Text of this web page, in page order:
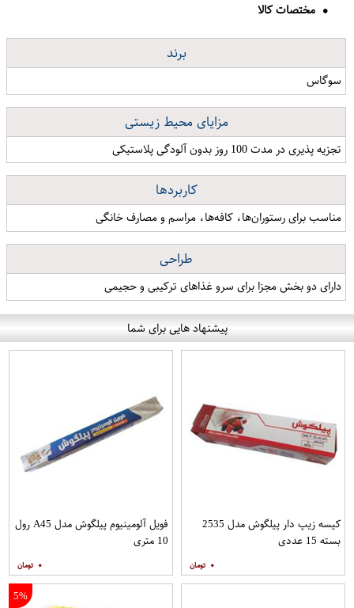
مختصات کالا
برند
سوگاس
مزایای محیط زیستی
تجزیه پذیری در مدت 100 روز بدون آلودگی پلاستیکی
کاربردها
مناسب برای رستوران‌ها، کافه‌ها، مراسم و مصارف خانگی
طراحی
دارای دو بخش مجزا برای سرو غذاهای ترکیبی و حجیمی
پیشنهاد هایی برای شما
کیسه زیپ دار پیلگوش مدل 2535
بسته 15 عددی
۰
فویل آلومینیوم پیلگوش مدل A45 رول
10 متری
۰
5%